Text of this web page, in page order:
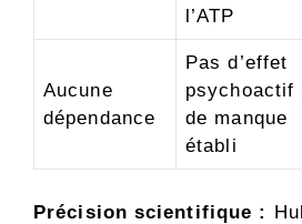
l’ATP
Aucune
dépendance
Pas d’effet
psychoactif
de manque
établi
Précision scientifique :